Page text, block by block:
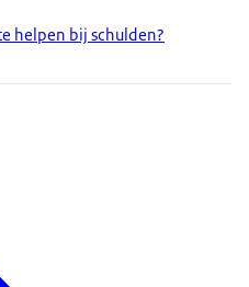
helpen bij schulden?